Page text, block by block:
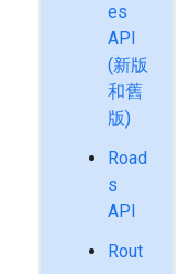
es
API
(新版
和舊
版)
Road
s
API
Rout